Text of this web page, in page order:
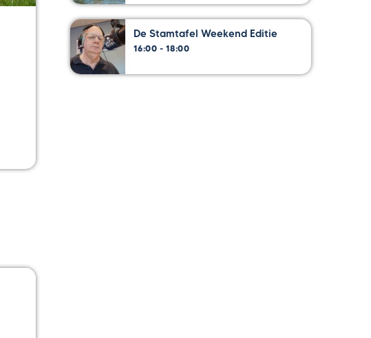
De Stamtafel Weekend Editie
16:00 - 18:00